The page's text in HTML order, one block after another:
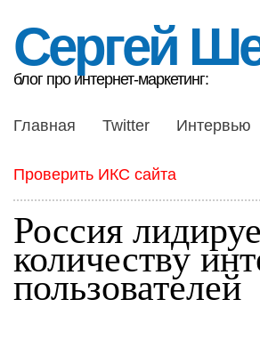
Сергей
блог про интернет-маркетинг:
Главная Twitter Интервью
Проверить ИКС сайта
Россия
количеству
пользователей